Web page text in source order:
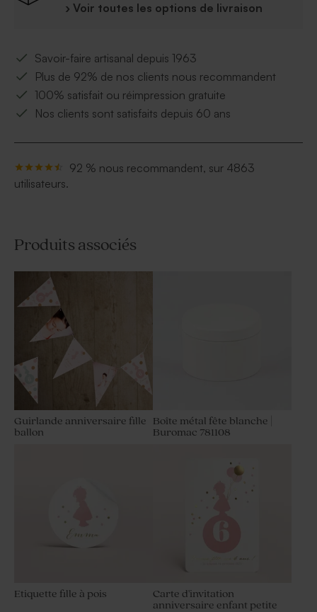
› Voir toutes les options de livraison
Savoir-faire artisanal depuis 1963
Plus de 92% de nos clients nous recommandent
100% satisfait ou réimpression gratuite
Nos clients sont satisfaits depuis 60 ans
92 % nous recommandent, sur 4863
utilisateurs.
Produits associés
Guirlande anniversaire fille
ballon
Boîte métal fête blanche |
Buromac 781108
Etiquette fille à pois
Carte d'invitation
anniversaire enfant petite